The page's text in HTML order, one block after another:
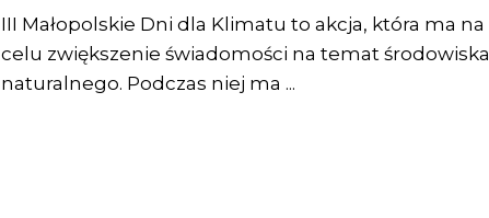
III Małopolskie Dni dla Klimatu to akcja, która ma na
celu zwiększenie świadomości na temat środowiska
naturalnego. Podczas niej ma ...